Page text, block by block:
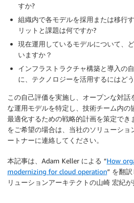
すか?
組織内で各モデルを採用または移行
リットと課題は何ですか?
現在運用しているモデルについて、
いますか？
インフラストラクチャ構築と導入の
に、テクノロジーを活用するにはど
この自己評価を実施し、オープンな対話
な運用モデルを特定し、技術チーム内の
最適化するための戦略的計画を策定でき
をご希望の場合は、当社のソリューショ
ートナーに連絡してください。
本記事は、Adam Keller による “How
modernizing for cloud operation” を翻
リューションアーキテクトの山崎 宏紀が